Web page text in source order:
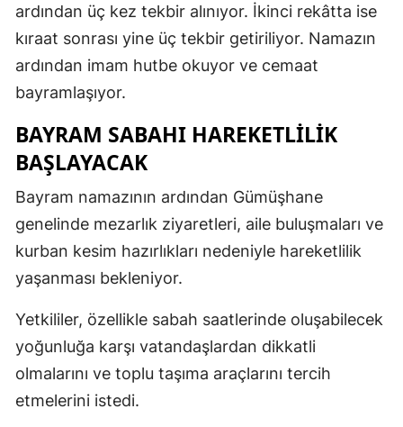
ardından üç kez tekbir alınıyor. İkinci rekâtta ise
kıraat sonrası yine üç tekbir getiriliyor. Namazın
ardından imam hutbe okuyor ve cemaat
bayramlaşıyor.
BAYRAM SABAHI HAREKETLILIK
BAŞLAYACAK
Bayram namazının ardından Gümüşhane
genelinde mezarlık ziyaretleri, aile buluşmaları ve
kurban kesim hazırlıkları nedeniyle hareketlilik
yaşanması bekleniyor.
Yetkililer, özellikle sabah saatlerinde oluşabilecek
yoğunluğa karşı vatandaşlardan dikkatli
olmalarını ve toplu taşıma araçlarını tercih
etmelerini istedi.